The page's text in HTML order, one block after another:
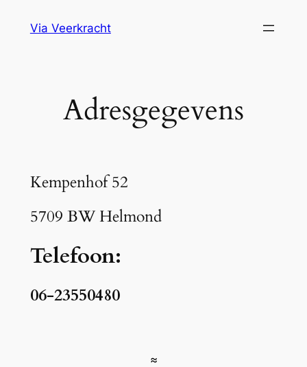
Via Veerkracht
Adresgegevens
Kempenhof 52
5709 BW Helmond
Telefoon:
06-23550480
≈